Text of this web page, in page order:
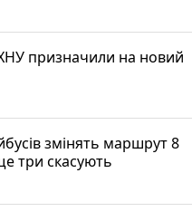
призначили на новий
змінять маршрут 8
три скасують